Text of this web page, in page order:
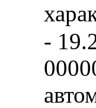
-